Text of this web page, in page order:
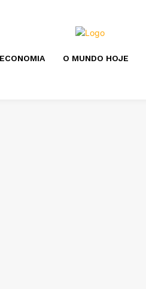
ECONOMIA O MUNDO HOJE